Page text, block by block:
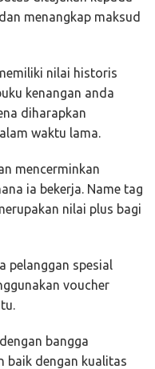
menangkap maksud
nilai historis
kenangan anda
diharapkan
waktu lama.
mencerminkan
ia bekerja. Name tag
nilai plus bagi
pelanggan spesial
voucher
bangga
baik dengan kualitas